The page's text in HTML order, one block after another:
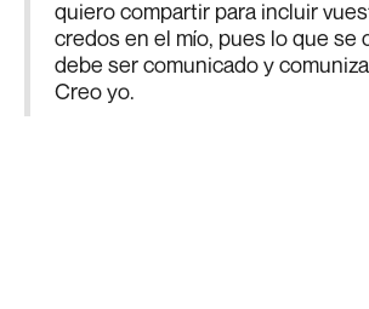
quiero compartir para incluir
credos en el mío, pues lo que se
debe ser comunicado y
Creo yo.